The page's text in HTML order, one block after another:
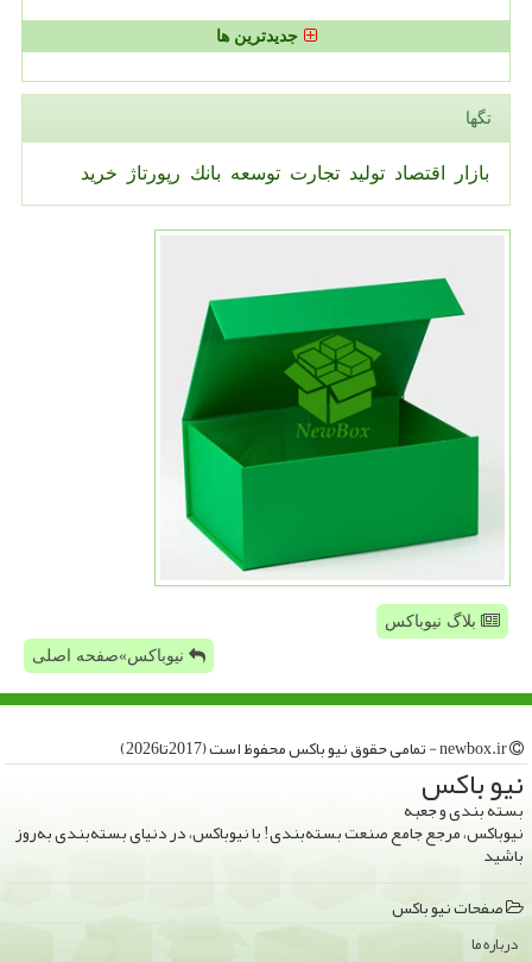
جدیدترین ها
تگها
بازار اقتصاد تولید تجارت توسعه بانك رپورتاژ خرید
بلاگ نیوباکس
نیوباکس»صفحه اصلی
نیو باكس
بسته بندی و جعبه
نیوباکس، مرجع جامع صنعت بسته‌بندی! با نیوباکس، در دنیای بسته‌بندی به‌روز
باشید
صفحات نیو باكس
درباره ما